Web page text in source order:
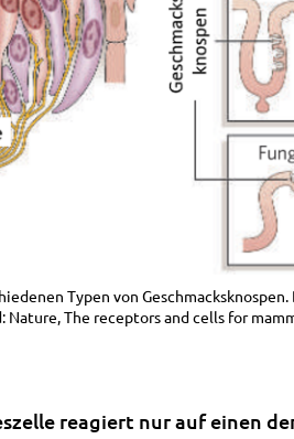
Typen von
Nature, The receptors and cells for
reagiert nur auf einen